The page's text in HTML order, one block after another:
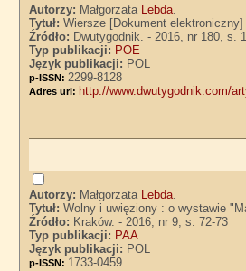
Autorzy: Małgorzata Lebda.
Tytuł:Wiersze [Dokument elektroniczny]
Źródło: Dwutygodnik. - 2016, nr 180, s.
Typ publikacji: POE
Język publikacji: POL
p-ISSN: 2299-8128
Adres url: http://www.dwutygodnik.com/
Autorzy: Małgorzata Lebda.
Tytuł:Wolny i uwięziony : o wystawie
Źródło: Kraków. - 2016, nr 9, s. 72-73
Typ publikacji: PAA
Język publikacji: POL
p-ISSN: 1733-0459